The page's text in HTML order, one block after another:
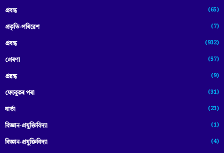
প্রবন্ধ (65)
প্ৰকৃতি-পৰিৱেশ (7)
প্ৰবন্ধ (932)
প্ৰেৰণা (57)
প্ৰৱন্ধ (9)
ফেচবুকৰ পৰা (31)
বাৰ্তা (23)
বিজ্ঞান-প্রযুক্তিবিদ্যা (1)
বিজ্ঞান-প্ৰযুক্তিবিদ্যা (4)